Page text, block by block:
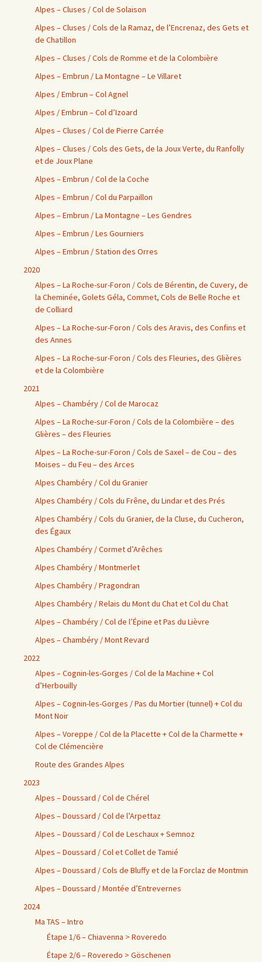
Alpes – Cluses / Col de Solaison
Alpes – Cluses / Cols de la Ramaz, de l’Encrenaz, des Gets et
de Chatillon
Alpes – Cluses / Cols de Romme et de la Colombière
Alpes – Embrun / La Montagne – Le Villaret
Alpes / Embrun – Col Agnel
Alpes / Embrun – Col d’Izoard
Alpes – Cluses / Col de Pierre Carrée
Alpes – Cluses / Cols des Gets, de la Joux Verte, du Ranfolly
et de Joux Plane
Alpes – Embrun / Col de la Coche
Alpes – Embrun / Col du Parpaillon
Alpes – Embrun / La Montagne – Les Gendres
Alpes – Embrun / Les Gourniers
Alpes – Embrun / Station des Orres
2020
Alpes – La Roche-sur-Foron / Cols de Bérentin, de Cuvery, de
la Cheminée, Golets Géla, Commet, Cols de Belle Roche et
de Colliard
Alpes – La Roche-sur-Foron / Cols des Aravis, des Confins et
des Annes
Alpes – La Roche-sur-Foron / Cols des Fleuries, des Glières
et de la Colombière
2021
Alpes – Chambéry / Col de Marocaz
Alpes – La Roche-sur-Foron / Cols de la Colombière – des
Glières – des Fleuries
Alpes – La Roche-sur-Foron / Cols de Saxel – de Cou – des
Moises – du Feu – des Arces
Alpes Chambéry / Col du Granier
Alpes Chambéry / Cols du Frêne, du Lindar et des Prés
Alpes Chambéry / Cols du Granier, de la Cluse, du Cucheron,
des Égaux
Alpes Chambéry / Cormet d’Arêches
Alpes Chambéry / Montmerlet
Alpes Chambéry / Pragondran
Alpes Chambéry / Relais du Mont du Chat et Col du Chat
Alpes – Chambéry / Col de l’Épine et Pas du Lièvre
Alpes – Chambéry / Mont Revard
2022
Alpes – Cognin-les-Gorges / Col de la Machine + Col
d’Herbouilly
Alpes – Cognin-les-Gorges / Pas du Mortier (tunnel) + Col du
Mont Noir
Alpes – Voreppe / Col de la Placette + Col de la Charmette +
Col de Clémencière
Route des Grandes Alpes
2023
Alpes – Doussard / Col de Chérel
Alpes – Doussard / Col de l’Arpettaz
Alpes – Doussard / Col de Leschaux + Semnoz
Alpes – Doussard / Col et Collet de Tamié
Alpes – Doussard / Cols de Bluffy et de la Forclaz de Montmin
Alpes – Doussard / Montée d’Entrevernes
2024
Ma TAS – Intro
Étape 1/6 – Chiavenna > Roveredo
Étape 2/6 – Roveredo > Göschenen